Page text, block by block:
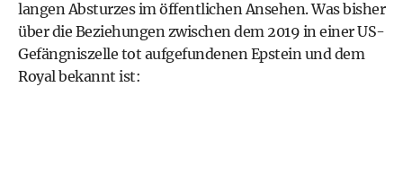
langen Absturzes im öffentlichen Ansehen. Was bisher
über die Beziehungen zwischen dem 2019 in einer US-
Gefängniszelle tot aufgefundenen Epstein und dem
Royal bekannt ist: